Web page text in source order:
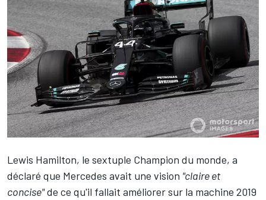
Lewis Hamilton, le sextuple Champion du monde, a
déclaré que Mercedes avait une vision "claire et
concise"de ce qu'il fallait améliorer sur la machine 2019